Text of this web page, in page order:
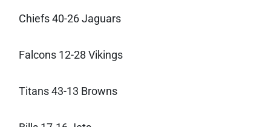
Chiefs 40-26 Jaguars
Falcons 12-28 Vikings
Titans 43-13 Browns